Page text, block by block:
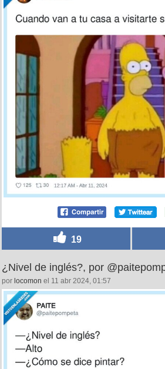
19
¿Nivel de inglés?, por
por locomon el 11 abr 2024, 01:57